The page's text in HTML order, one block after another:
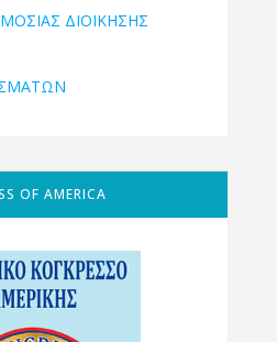
ΔΙΟΊΚΗΣΗΣ
OF AMERICA